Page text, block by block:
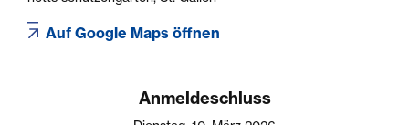
Auf Google Maps öffnen
Anmeldeschluss